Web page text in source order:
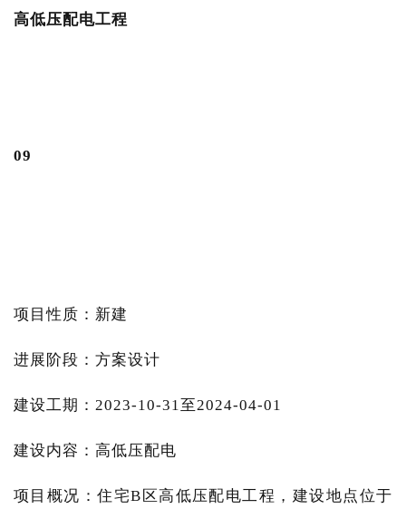
高低压配电工程
09
项目性质：新建
进展阶段：方案设计
建设工期：2023-10-31至2024-04-01
建设内容：高低压配电
项目概况：住宅B区高低压配电工程，建设地点位于